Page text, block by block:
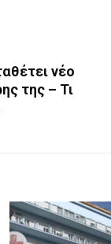
νέο
της – Τι